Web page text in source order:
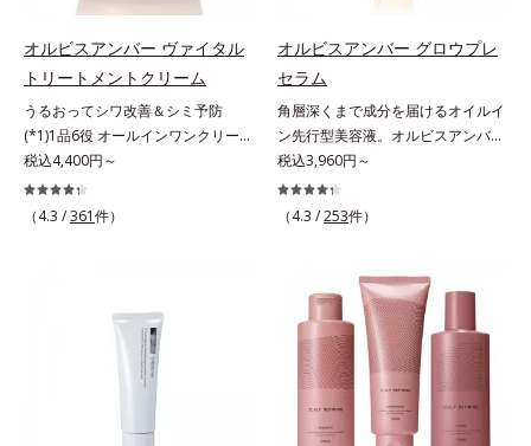
乾燥による*7 保湿成分*8 ロニ
セラカエルレア果汁、ノバラエキス
配合＝うるおいを与えハリと透明感
に満ちた肌へ導く保湿成分*9 メマ
ツヨイグサ抽出液、スイカズラエキ
ス配合＝角層のすみずみまで水分・
油分を保ち、ハリ・ツヤを与える保
湿成分*10 気持ちのこと
ロニセラカエルレア果汁、ノバラエ
キス配合＝うるおいを与えハリと透
明感に満ちた肌へ導く保湿成分
*10 メマツヨイグサ抽出液、スイ
カズラエキス配合＝角層のすみずみ
まで水分・油分を保ち、ハリ・ツヤ
を与える保湿成分*11 気持ちのこ
と
えていることがわかりました。そこ
でオルビスユー ドットシリーズは
美容成分(*9)として「G.D.F.アクテ
ィベーター(*10)」を配合。そし
て、従来から配合している美白(*1)
有効成分「トラネキサム酸」を配合
しました。さらに、シリーズ共通の
美容成分「GLルートブースター
(*11)」を配合することで、肌のふ
上向き(*12)のハリと透明感を。効
果的なシナジー設計で、あなたのエ
イジングケアを応援します。*1 メ
ラニンの生成を抑え、シミ・ソバカ
スを防ぐ（ウォッシュを除く）*2
オルビス内スキンケアシリーズの保
容成分(*7)として「G.D.F.アクティ
ベーター(*8)」を配合。そして、従
来から配合している美白有効成分
「トラネキサム酸」を配合しまし
た。さらに、シリーズ共通の美容成
分(*7)「GLルートブースター(*9)」
を配合することで、肌のふっくら感
や透明感を叶えます。美白ケアしな
(*10)のハリと透明感を。効果的な
シナジー設計で、あなたのエイジン
グケアを応援します。*1 メラニン
の生成を抑え、シミ・ソバカスを防
ぐ（ウォッシュ除く）*2 オルビス
内スキンケアシリーズの保湿力*3
年齢に応じたお手入れのこと*4 う
オルビスアンバー ヴァイタル
トリートメントクリーム
うるおってシワ改善＆シミ予防
(*1)1品6役 オールインワンクリー
ム。オルビスアンバーは、いつも⾃
然体で美しくありたいと願う⼤⼈世
代に寄り添うブランドです。年齢印
れで賢いケアを。ライフスタイルに
なじむ、若々しい印象(*2)作りのサ
ポートをします。オルビスアンバー
ヴァイタルトリートメントクリーム
「オルビスアンバー ヴァイタルト
リートメントクリーム」は、1品
税込4,400円～
（4.3 /361件）
オルビスアンバー グロウプレ
セラム
角層深くまで成分を届けるオイルイ
ン先行型美容液。オルビスアンバー
は、いつも⾃然体で美しくありたい
と願う⼤⼈世代に寄り添うブランド
です。年齢印象研究に基づいた肌サ
手軽なお手入れで賢いケアを。ライ
フスタイルになじむ、若々しい印象
(*1)作りのサポートをします。オル
ビスアンバー グロウプレセラムオ
イルイン先⾏型美容液「オルビスア
ンバー グロウプレセラム」は、オ
イル成分(*2)が肌に素早くなじみ、
税込3,960円～
（4.3 /253件）